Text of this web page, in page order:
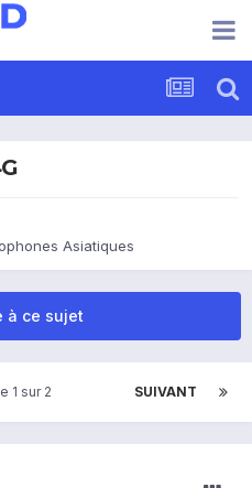
Asiatiques
à ce sujet
SUIVANT
1 sur 2